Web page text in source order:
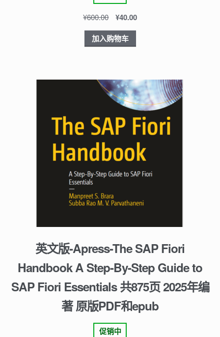
¥600.00 ¥40.00
加入购物车
英文版-Apress-The SAP Fiori
Handbook A Step-By-Step Guide to
SAP Fiori Essentials 共875页 2025年编
著 原版PDF和epub
促销中